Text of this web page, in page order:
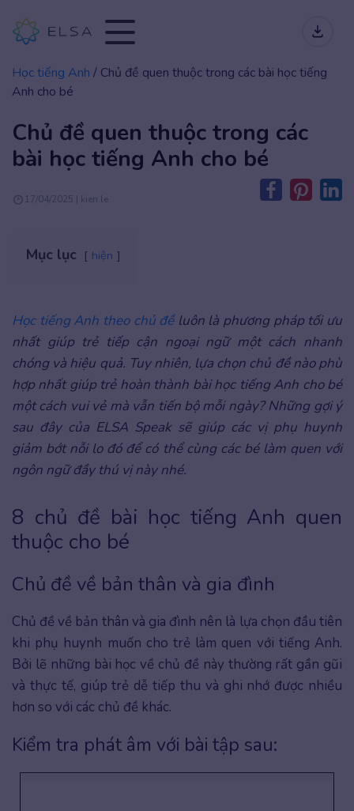
Học tiếng Anh / Chủ đề quen thuộc trong các bài học tiếng
Anh cho bé
Chủ đề quen thuộc trong các
bài học tiếng Anh cho bé
17/04/2025 | kien.le
Mục lục hiện
Học tiếng Anh theo chủ đềluôn là phương pháp tối ưu
nhất giúp trẻ tiếp cận ngoại ngữ một cách nhanh
chóng và hiệu quả. Tuy nhiên, lựa chọn chủ đề nào phù
hợp nhất giúp trẻ hoàn thành bài học tiếng Anh cho bé
một cách vui vẻ mà vẫn tiến bộ mỗi ngày? Những gợi ý
sau đây của ELSA Speak sẽ giúp các vị phụ huynh
giảm bớt nỗi lo đó để có thể cùng các bé làm quen với
ngôn ngữ đầy thú vị này nhé.
8 chủ đề bài học tiếng Anh quen
thuộc cho bé
Chủ đề về bản thân và gia đình
Chủ đề về bản thân và gia đình nên là lựa chọn đầu tiên
khi phụ huynh muốn cho trẻ làm quen với tiếng Anh.
Bởi lẽ những bài học về chủ đề này thường rất gần gũi
và thực tế, giúp trẻ dễ tiếp thu và ghi nhớ được nhiều
hơn so với các chủ đề khác.
Kiểm tra phát âm với bài tập sau: